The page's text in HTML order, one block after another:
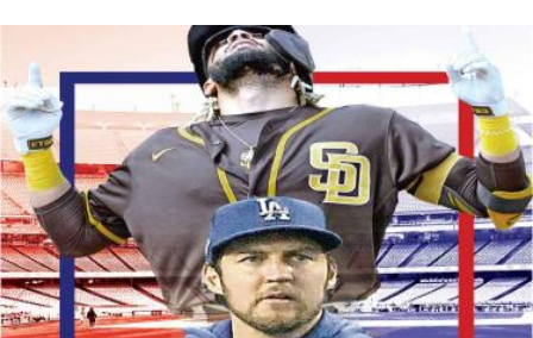
i
n
e
s
e
c
o
m
p
r
a
r